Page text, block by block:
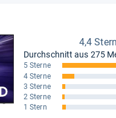
4,4
Durchschnitt aus 275
5 Sterne
4 Sterne
3 Sterne
2 Sterne
1 Stern